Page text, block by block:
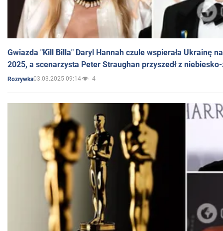
Gwiazda "Kill Billa" Daryl Hannah czule wspierała Ukrainę
2025, a scenarzysta Peter Straughan przyszedł z
Rozrywka03.03.2025 09:14 4